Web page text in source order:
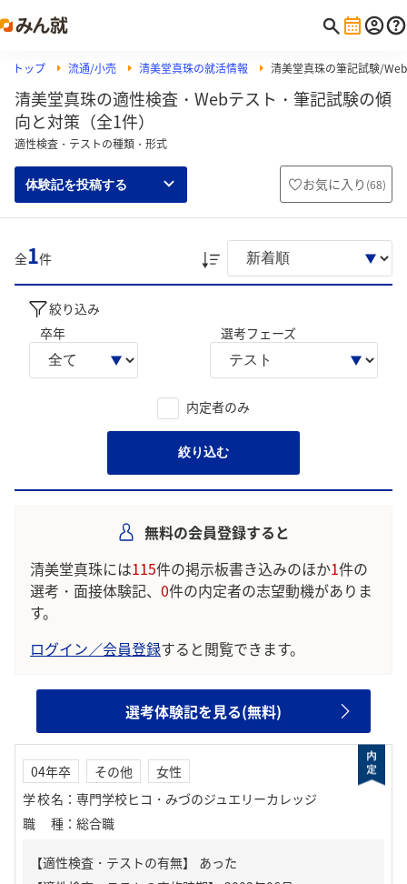
トップ 流通/小売 清美堂真珠の就活情報 清美堂真珠の筆記試験/
清美堂真珠の適性検査・Webテスト・筆記試験の傾
向と対策（全1件）
適性検査・テストの種類・形式
体験記を投稿する お気に入り (68)
全1件
絞り込み
卒年
選考フェーズ
内定者のみ
絞り込む
無料の会員登録すると
清美堂真珠には115件の掲示板書き込みのほか1件の
選考・面接体験記、 0件の内定者の志望動機がありま
す。
ログイン／会員登録すると閲覧できます。
選考体験記を見る(無料)
04年卒 その他
女性
学校名 ： 専門学校ヒコ・みづのジュエリーカレッジ
職種 ： 総合職
【適性検査・テストの有無】 あった